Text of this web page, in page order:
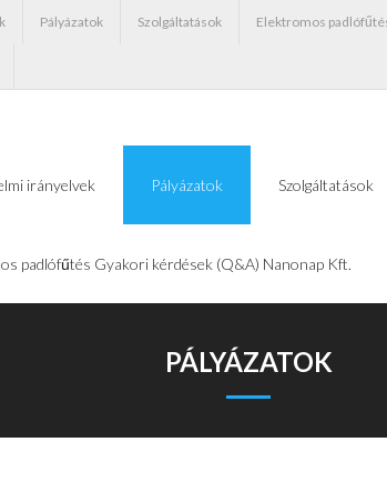
Pályázatok Szolgáltatások Elektromos
irányelvek Pályázatok Szolgáltatások
padlófűtés Gyakori kérdések (Q&A) Nanonap Kft.
PÁLYÁZATOK